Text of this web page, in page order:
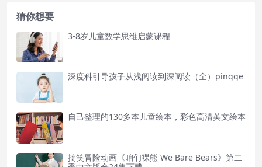
猜你想要
3-8岁儿童数学思维启蒙课程
深度科引导孩子从浅阅读到深阅读（全）pingge
自己整理的130多本儿童绘本，彩色高清英文绘本
搞笑冒险动画《咱们裸熊 We Bare Bears》第二